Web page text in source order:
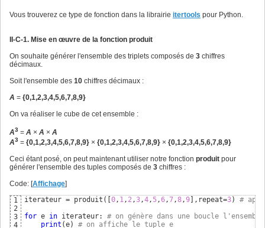
Vous trouverez ce type de fonction dans la librairie itertools pour Python.
II-C-1. Mise en œuvre de la fonction produit
On souhaite générer l'ensemble des triplets composés de 3 chiffres
décimaux.
Soit l'ensemble des 10 chiffres décimaux :
A = {0,1,2,3,4,5,6,7,8,9}
On va réaliser le cube de cet ensemble :
A3 = A × A × A
A3 = {0,1,2,3,4,5,6,7,8,9} × {0,1,2,3,4,5,6,7,8,9} × {0,1,2,3,4,5,6,7,8,9}
Ceci étant posé, on peut maintenant utiliser notre fonction produit pour
générer l'ensemble des tuples composés de 3 chiffres :
Code: [Affichage]
1
2
3
4
iterateur = produit ( 0, 1, 2,3,4, 5,6,7,8,9 ,repeat=3)
#
for e in iterateur: # on génère dans une boucle
print (e) # on affiche le tuple e